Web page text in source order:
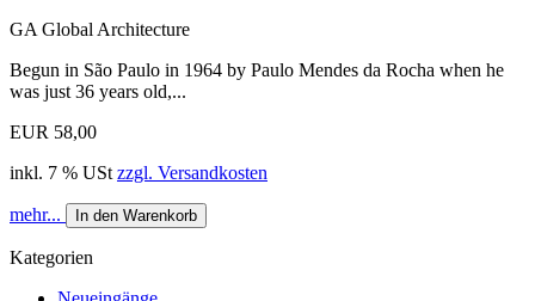
GA Global Architecture
Begun in São Paulo in 1964 by Paulo Mendes da Rocha when he
was just 36 years old,...
EUR 58,00
inkl. 7 % USt zzgl. Versandkosten
mehr... In den Warenkorb
Kategorien